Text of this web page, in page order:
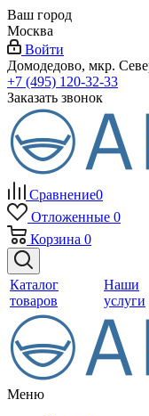
Ваш город
Москва
Войти
Домодедово, мкр.
+7 (495) 120-32-33
Заказать звонок
Сравнение0
Отложенные 0
Корзина 0
Каталог
товаров
Наши
услуги
Меню